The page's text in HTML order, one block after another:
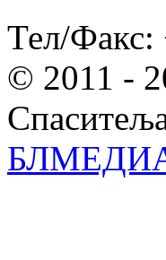
Тел/Факс:
© 2011 -